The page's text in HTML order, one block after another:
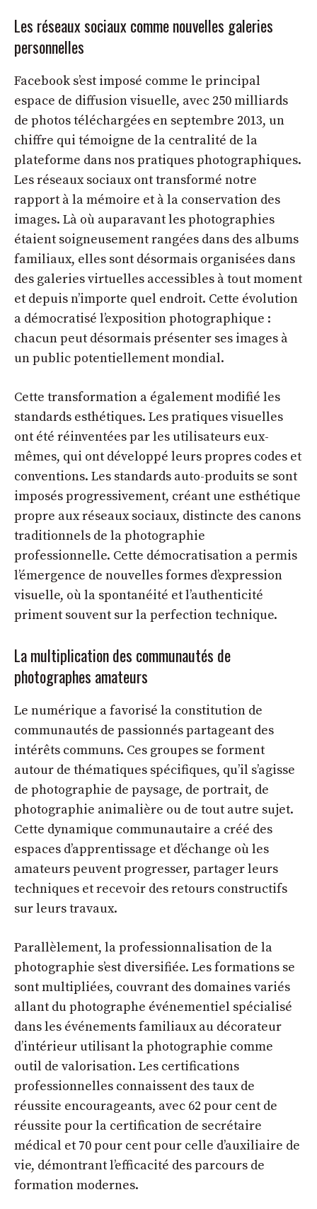
Les réseaux sociaux comme nouvelles galeries
personnelles
Facebook s’est imposé comme le principal
espace de diffusion visuelle, avec 250 milliards
de photos téléchargées en septembre 2013, un
chiffre qui témoigne de la centralité de la
plateforme dans nos pratiques photographiques.
Les réseaux sociaux ont transformé notre
rapport à la mémoire et à la conservation des
images. Là où auparavant les photographies
étaient soigneusement rangées dans des albums
familiaux, elles sont désormais organisées dans
des galeries virtuelles accessibles à tout moment
et depuis n’importe quel endroit. Cette évolution
a démocratisé l’exposition photographique :
chacun peut désormais présenter ses images à
un public potentiellement mondial.
Cette transformation a également modifié les
standards esthétiques. Les pratiques visuelles
ont été réinventées par les utilisateurs eux-
mêmes, qui ont développé leurs propres codes et
conventions. Les standards auto-produits se sont
imposés progressivement, créant une esthétique
propre aux réseaux sociaux, distincte des canons
traditionnels de la photographie
professionnelle. Cette démocratisation a permis
l’émergence de nouvelles formes d’expression
visuelle, où la spontanéité et l’authenticité
priment souvent sur la perfection technique.
La multiplication des communautés de
photographes amateurs
Le numérique a favorisé la constitution de
communautés de passionnés partageant des
intérêts communs. Ces groupes se forment
autour de thématiques spécifiques, qu’il s’agisse
de photographie de paysage, de portrait, de
photographie animalière ou de tout autre sujet.
Cette dynamique communautaire a créé des
espaces d’apprentissage et d’échange où les
amateurs peuvent progresser, partager leurs
techniques et recevoir des retours constructifs
sur leurs travaux.
Parallèlement, la professionnalisation de la
photographie s’est diversifiée. Les formations se
sont multipliées, couvrant des domaines variés
allant duphotographe événementiel spécialisé
dans les événements familiaux au décorateur
d’intérieur utilisant la photographie comme
outil de valorisation. Les certifications
professionnelles connaissent des taux de
réussite encourageants, avec 62 pour cent de
réussite pour la certification de secrétaire
médical et 70 pour cent pour celle d’auxiliaire de
vie, démontrant l’efficacité desparcours de
formation modernes.